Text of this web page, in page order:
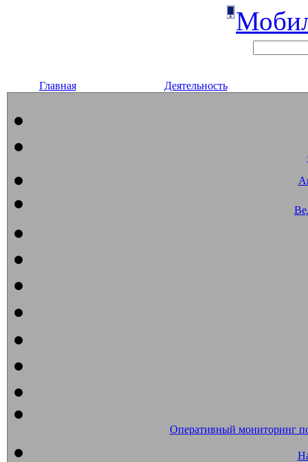
Главная Деятельность
Оперативный мониторинг